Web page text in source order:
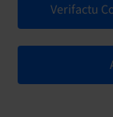
Verifactu